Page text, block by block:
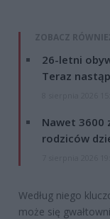
ZOBACZ
26-letni
Teraz
Nawet 3600
rodziców
Według niego
może się